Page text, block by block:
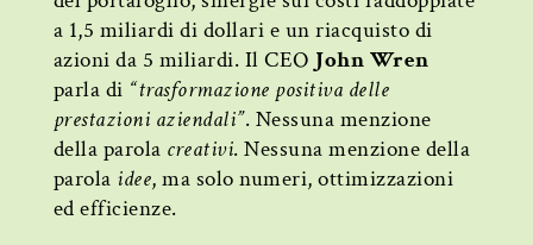
a 1,5 miliardi di dollari e un riacquisto di
azioni da 5 miliardi. Il CEOJohn Wren
parla di “trasformazione positiva delle
prestazioni aziendali”. Nessuna menzione
della parola creativi. Nessuna menzione della
parola idee, ma solo numeri, ottimizzazioni
ed efficienze.